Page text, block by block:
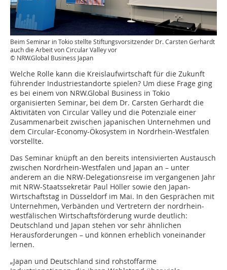
Beim Seminar in Tokio stellte Stiftungsvorsitzender Dr. Carsten Gerhardt
auch die Arbeit von Circular Valley vor
© NRW.Global Business Japan
Welche Rolle kann die Kreislaufwirtschaft für die Zukunft
führender Industriestandorte spielen? Um diese Frage ging
es bei einem von NRW.Global Business in Tokio
organisierten Seminar, bei dem Dr. Carsten Gerhardt die
Aktivitäten von Circular Valley und die Potenziale einer
Zusammenarbeit zwischen japanischen Unternehmen und
dem Circular-Economy-Ökosystem in Nordrhein-Westfalen
vorstellte.
Das Seminar knüpft an den bereits intensivierten Austausch
zwischen Nordrhein-Westfalen und Japan an – unter
anderem an die NRW-Delegationsreise im vergangenen Jahr
mit NRW-Staatssekretär Paul Höller sowie den Japan-
Wirtschaftstag in Düsseldorf im Mai. In den Gesprächen mit
Unternehmen, Verbänden und Vertretern der nordrhein-
westfälischen Wirtschaftsförderung wurde deutlich:
Deutschland und Japan stehen vor sehr ähnlichen
Herausforderungen – und können erheblich voneinander
lernen.
„Japan und Deutschland sind rohstoffarme